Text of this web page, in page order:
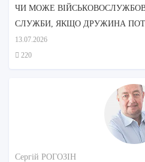
ЧИ МОЖЕ
СЛУЖБИ, ЯКЩО ДРУЖИНА
ДОГЛЯДУ?
13.07.2026
220
Сергій РОГОЗІН